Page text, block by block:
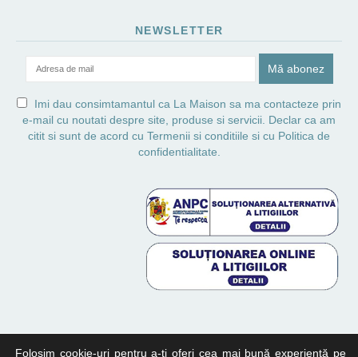
NEWSLETTER
Imi dau consimtamantul ca La Maison sa ma contacteze prin
e-mail cu noutati despre site, produse si servicii. Declar ca am
citit si sunt de acord cu Termenii si conditiile si cu Politica de
confidentialitate.
Folosim cookie-uri pentru a-ți oferi cea mai bună experiență pe